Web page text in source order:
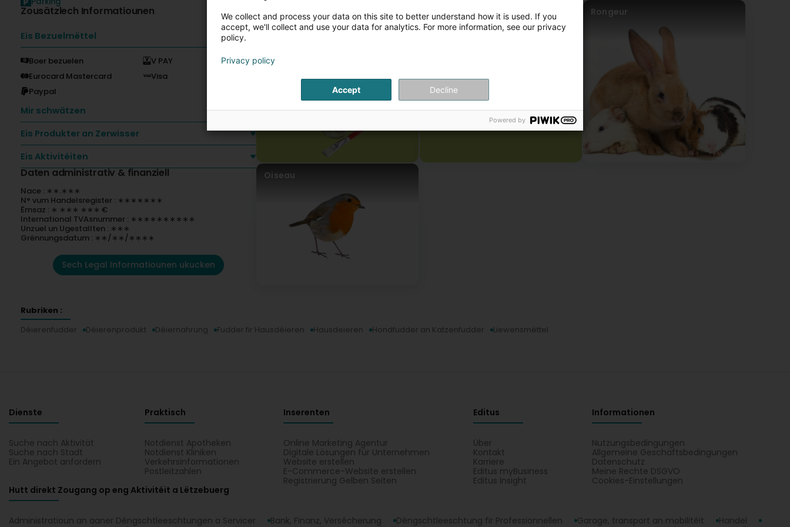
Zousätzlech Informatiounen
Eis Bezuelmëttel
Boer bezuelen
Eurocard Mastercard
Paypal
V PAY
Visa
Mir schwätzen
Eis Produkter an Zerwisser
Eis Aktivitéiten
Daten administrativ & finanziell
Nace : ∗∗.∗∗∗
N° vum Handelsregister : ∗∗∗∗∗∗∗
Ëmsaz : ∗ ∗∗∗ ∗∗∗ €
International TVAsnummer : ∗∗∗∗∗∗∗∗∗∗
Unzuel un Ugestallten : ∗∗∗
Grënnungsdatum : ∗∗/∗∗/∗∗∗∗
Sech Legal Informatiounen ukucken
Chien Chat Rongeur
Oiseau
Rubriken :
Déierenfudder
Déierenprodukt Déiernahrung Fudder fir Hausdéieren Hausdeieren Hondfudder an Katzenfudder Liewensmëttel
Dienste
Suche nach Aktivität
Suche nach Stadt
Ein Angebot anfordern
Praktisch
Notdienst Apotheken
Notdienst Kliniken
Verkehrsinformationen
Postleitzahlen
Inserenten
Online Marketing Agentur
Digitale Lösungen für Unternehmen
Website erstellen
E-Commerce-Website erstellen
Registrierung Gelben Seiten
Editus
Über
Kontakt
Karriere
Editus myBusiness
Editus Insight
Informationen
Nutzungsbedingungen
Allgemeine Geschäftsbedingungen
Datenschutz
Meine Rechte DSGVO
Cookies-Einstellungen
Hutt direkt Zougang op eng Aktivitéit a Lëtzebuerg
Administratioun an aaner Déngschtleeschtungen a Servicer Bank, Finanz, Versécherung Déngschtleeschtung fir Professionnellen Garage, transport an mobilitéit
Handel
We collect and process your data on this site to better understand how it is used. If you
accept, we'll collect and use your data for analytics. For more information, see our privacy
policy.
Privacy policy
Accept Decline
Powered by